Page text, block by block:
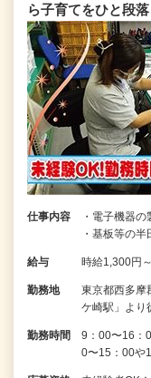
ら子育てをひと段
仕事内容
・電子機器
・基板等の
給与 時給1,300円
勤務地
東京都西多摩
ケ崎駅」より
勤務時間
9：00〜16：
0〜15：00や